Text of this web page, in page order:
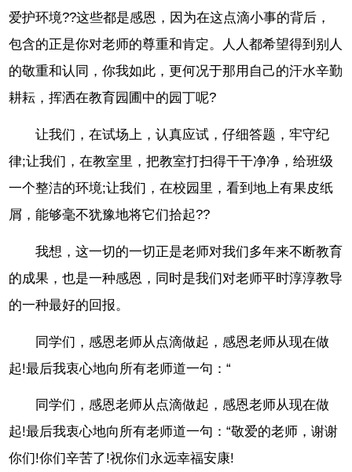
爱护环境??这些都是感恩，因为在这点滴小事的背后，
包含的正是你对老师的尊重和肯定。人人都希望得到别人
的敬重和认同，你我如此，更何况于那用自己的汗水辛勤
耕耘，挥洒在教育园圃中的园丁呢?
让我们，在试场上，认真应试，仔细答题，牢守纪
律;让我们，在教室里，把教室打扫得干干净净，给班级
一个整洁的环境;让我们，在校园里，看到地上有果皮纸
屑，能够毫不犹豫地将它们拾起??
我想，这一切的一切正是老师对我们多年来不断教育
的成果，也是一种感恩，同时是我们对老师平时淳淳教导
的一种最好的回报。
同学们，感恩老师从点滴做起，感恩老师从现在做
起!最后我衷心地向所有老师道一句：“
同学们，感恩老师从点滴做起，感恩老师从现在做
起!最后我衷心地向所有老师道一句：“敬爱的老师，谢谢
你们!你们辛苦了!祝你们永远幸福安康!